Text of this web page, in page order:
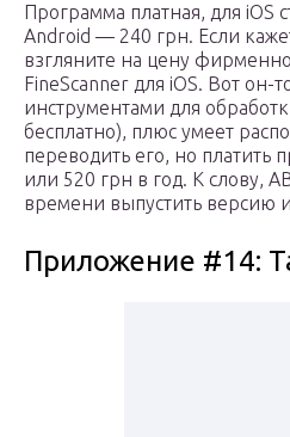
Программа платная, для iOS
Android — 240 грн. Если
взгляните на цену
FineScanner для iOS. Вот он-
инструментами для
бесплатно), плюс умеет
переводить его, но платить
или 520 грн в год. К слову,
времени выпустить версию
Приложение #14: